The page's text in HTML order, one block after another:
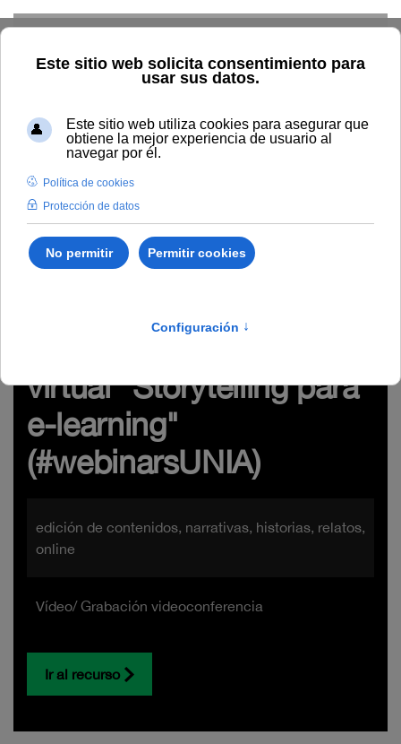
Inicio Innovación
Conocimiento abierto y difusión
Recursos Educativos en abierto
"Storytelling para e-learning" (#webinarsUNIA)
virtual "Storytelling para
e-learning"
(#webinarsUNIA)
edición de contenidos, narrativas, historias, relatos,
online
Vídeo/ Grabación videoconferencia
Ir al recurso